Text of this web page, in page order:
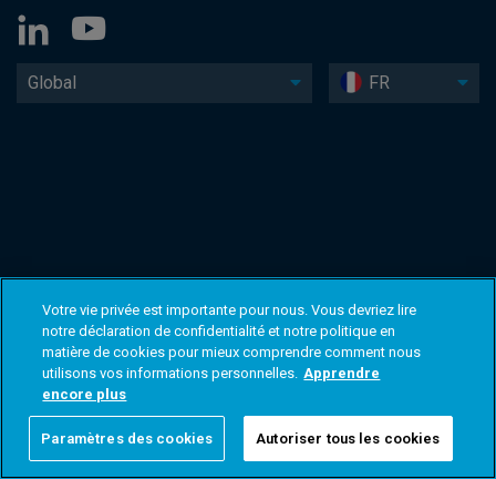
Global FR
Votre vie privée est importante pour nous. Vous devriez lire
notre déclaration de confidentialité et notre politique en
matière de cookies pour mieux comprendre comment nous
utilisons vos informations personnelles. Apprendre
encore plus
Paramètres des cookies Autoriser tous les cookies